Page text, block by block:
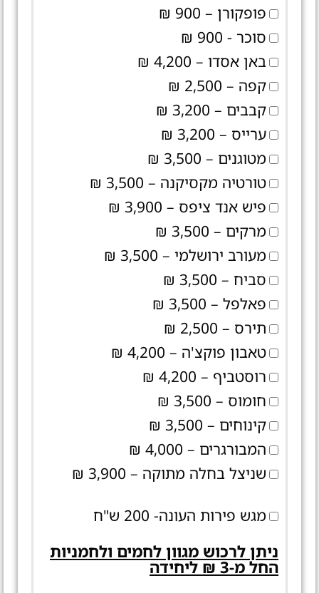
פופקורן – 900 ₪
סוכר - 900 ₪
באן אסדו – 4,200 ₪
קפה – 2,500 ₪
קבבים – 3,200 ₪
ערייס – 3,200 ₪
מטוגנים – 3,500 ₪
טורטיה מקסיקנה – 3,500 ₪
פיש אנד ציפס – 3,900 ₪
מרקים – 3,500 ₪
מעורב ירושלמי – 3,500 ₪
סביח – 3,500 ₪
פאלפל – 3,500 ₪
תירס – 2,500 ₪
טאבון פוקצ'ה – 4,200 ₪
רוסטביף – 4,200 ₪
חומוס – 3,500 ₪
קינוחים – 3,500 ₪
המבורגרים – 4,000 ₪
שניצל בחלה מתוקה – 3,900 ₪
מגש פירות העונה- 200 ש"ח
ניתן לרכוש מגוון לחמים ולחמניות
החל מ-3 ₪ ליחידה